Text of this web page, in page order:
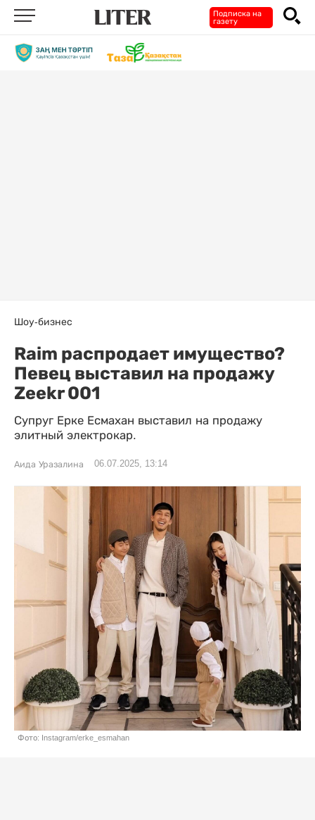
Подписка на
газету
Шоу-бизнес
Raim распродает имущество?
Певец выставил на продажу
Zeekr 001
Супруг Ерке Есмахан выставил на продажу
элитный электрокар.
Аида Уразалина 06.07.2025, 13:14
Фото: Instagram/erke_esmahan